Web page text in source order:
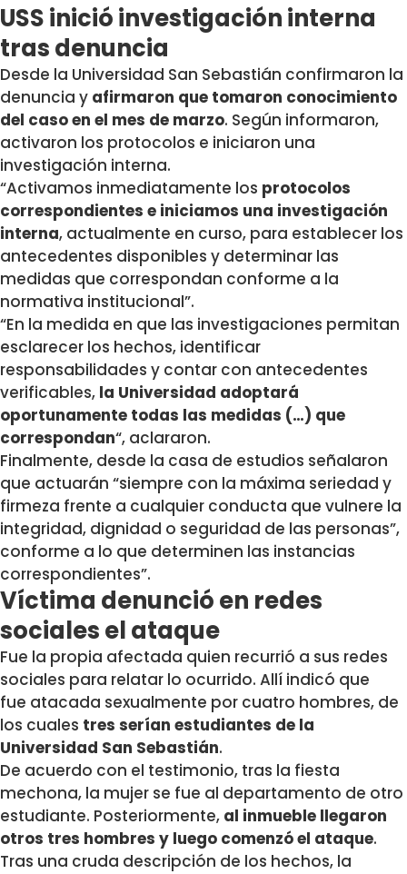
USS inició investigación interna
tras denuncia
Desde la Universidad San Sebastián confirmaron la
denuncia y afirmaron que tomaron conocimiento
del caso en el mes de marzo. Según informaron,
activaron los protocolos e iniciaron una
investigación interna.
“Activamos inmediatamente los protocolos
correspondientes e iniciamos una investigación
interna, actualmente en curso, para establecer los
antecedentes disponibles y determinar las
medidas que correspondan conforme a la
normativa institucional”.
“En la medida en que las investigaciones permitan
esclarecer los hechos, identificar
responsabilidades y contar con antecedentes
verificables, la Universidad adoptará
oportunamente todas las medidas (…) que
correspondan“, aclararon.
Finalmente, desde la casa de estudios señalaron
que actuarán “siempre con la máxima seriedad y
firmeza frente a cualquier conducta que vulnere la
integridad, dignidad o seguridad de las personas”,
conforme a lo que determinen las instancias
correspondientes”.
Víctima denunció en redes
sociales el ataque
Fue la propia afectada quien recurrió a sus redes
sociales para relatar lo ocurrido. Allí indicó que
fue atacada sexualmente por cuatro hombres, de
los cuales tres serían estudiantes de la
Universidad San Sebastián.
De acuerdo con el testimonio, tras la fiesta
mechona, la mujer se fue al departamento de otro
estudiante. Posteriormente, al inmueble llegaron
otros tres hombres y luego comenzó el ataque.
Tras una cruda descripción de los hechos, la